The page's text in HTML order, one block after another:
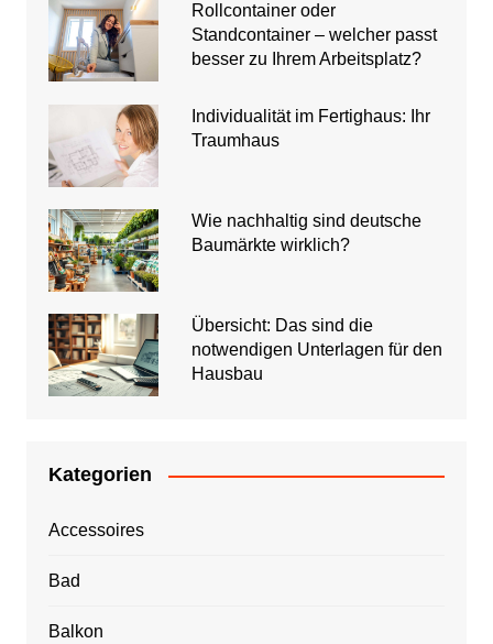
Rollcontainer oder
Standcontainer – welcher passt
besser zu Ihrem Arbeitsplatz?
Individualität im Fertighaus: Ihr
Traumhaus
Wie nachhaltig sind deutsche
Baumärkte wirklich?
Übersicht: Das sind die
notwendigen Unterlagen für den
Hausbau
Kategorien
Accessoires
Bad
Balkon